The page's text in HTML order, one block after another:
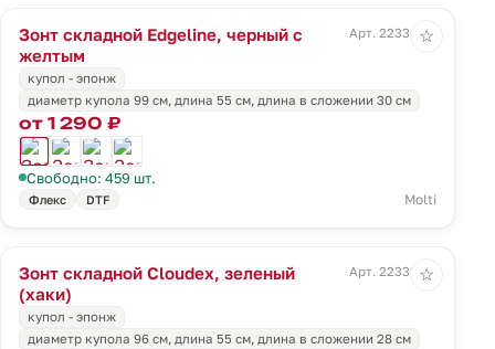
Зонт складной Edgeline, черный с
желтым
Арт. 22331.80
купол - эпонж
диаметр купола 99 см, длина 55 см, длина в сложении 30 см
от 1 290 ₽
Свободно: 459 шт.
Флекс DTF Molti
☆
Зонт складной Cloudex, зеленый
(хаки)
Арт. 22332.90
купол - эпонж
диаметр купола 96 см, длина 55 см, длина в сложении 28 см
☆